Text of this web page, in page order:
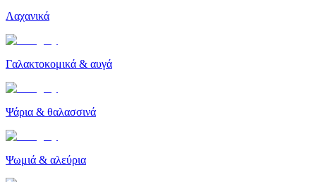
Λαχανικά
Γαλακτοκομικά & αυγά
Ψάρια & θαλασσινά
Ψωμιά & αλεύρια